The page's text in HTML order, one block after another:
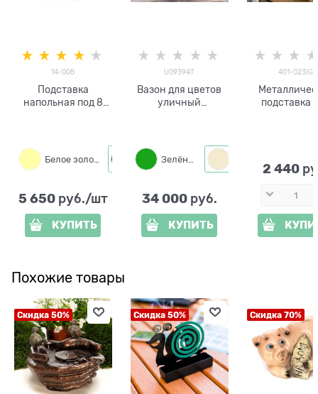
14-008
Подставка
напольная под 8
Белое золото Черный с золотом
5 650 руб./шт
КУПИТЬ
U09394T
Вазон для цветов
уличный
34 000 руб.
КУПИТЬ
401-023IG
подставка
2 440
Похожие товары
Скидка 50% Скидка 50% Скидка 70%